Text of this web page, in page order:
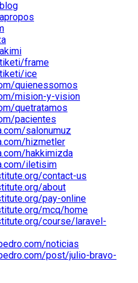
frame
ice
quienessomos
mision-y-vision
quetratamos
pacientes
salonumuz
hizmetler
hakkimizda
iletisim
contact-us
about
pay-online
mcq/home
course/laravel-
noticias
post/julio-bravo-